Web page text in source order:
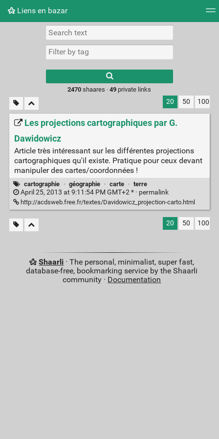
Liens en bazar
Picture wall
2470 shaares ·49 private links
20 50 100
Les projections cartographiques par G.
Dawidowicz
Article très intéressant sur les différentes projections
cartographiques qu'il existe. Pratique pour ceux devant
manipuler des cartes/coordonnées !
cartographie · géographie · carte · terre
April 25, 2013 at 9:11:54 PM GMT+2 * · permalink
http://acdsweb.free.fr/textes/Davidowicz_projection-carto.html
20 50 100
Shaarli · The personal, minimalist, super fast,
database-free, bookmarking service by the Shaarli
community · Documentation